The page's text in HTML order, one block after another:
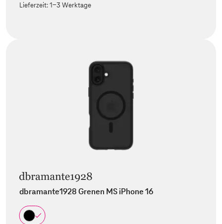
Lieferzeit:1-3 Werktage
dbramante1928 Grenen MS iPhone 16